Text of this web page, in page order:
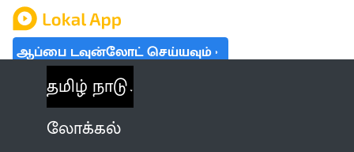
ஆப்பை டவுன்லோட் செய்யவும்
தமிழ் நாடு
லோக்கல்